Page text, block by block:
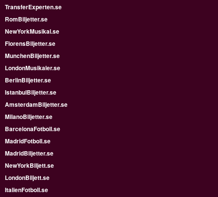
TransferExperten.se
RomBiljetter.se
NewYorkMusikal.se
FlorensBiljetter.se
MunchenBiljetter.se
LondonMusikaler.se
BerlinBiljetter.se
IstanbulBiljetter.se
AmsterdamBiljetter.se
MilanoBiljetter.se
BarcelonaFotboll.se
MadridFotboll.se
MadridBiljetter.se
NewYorkBiljett.se
LondonBiljett.se
ItalienFotboll.se